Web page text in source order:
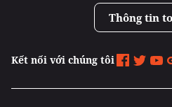
Thông tin
Kết nối với chúng tôi